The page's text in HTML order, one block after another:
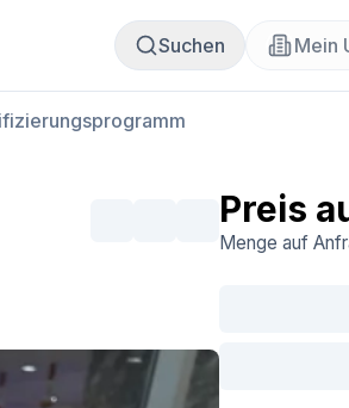
Suchen Mein
Preis
Menge auf